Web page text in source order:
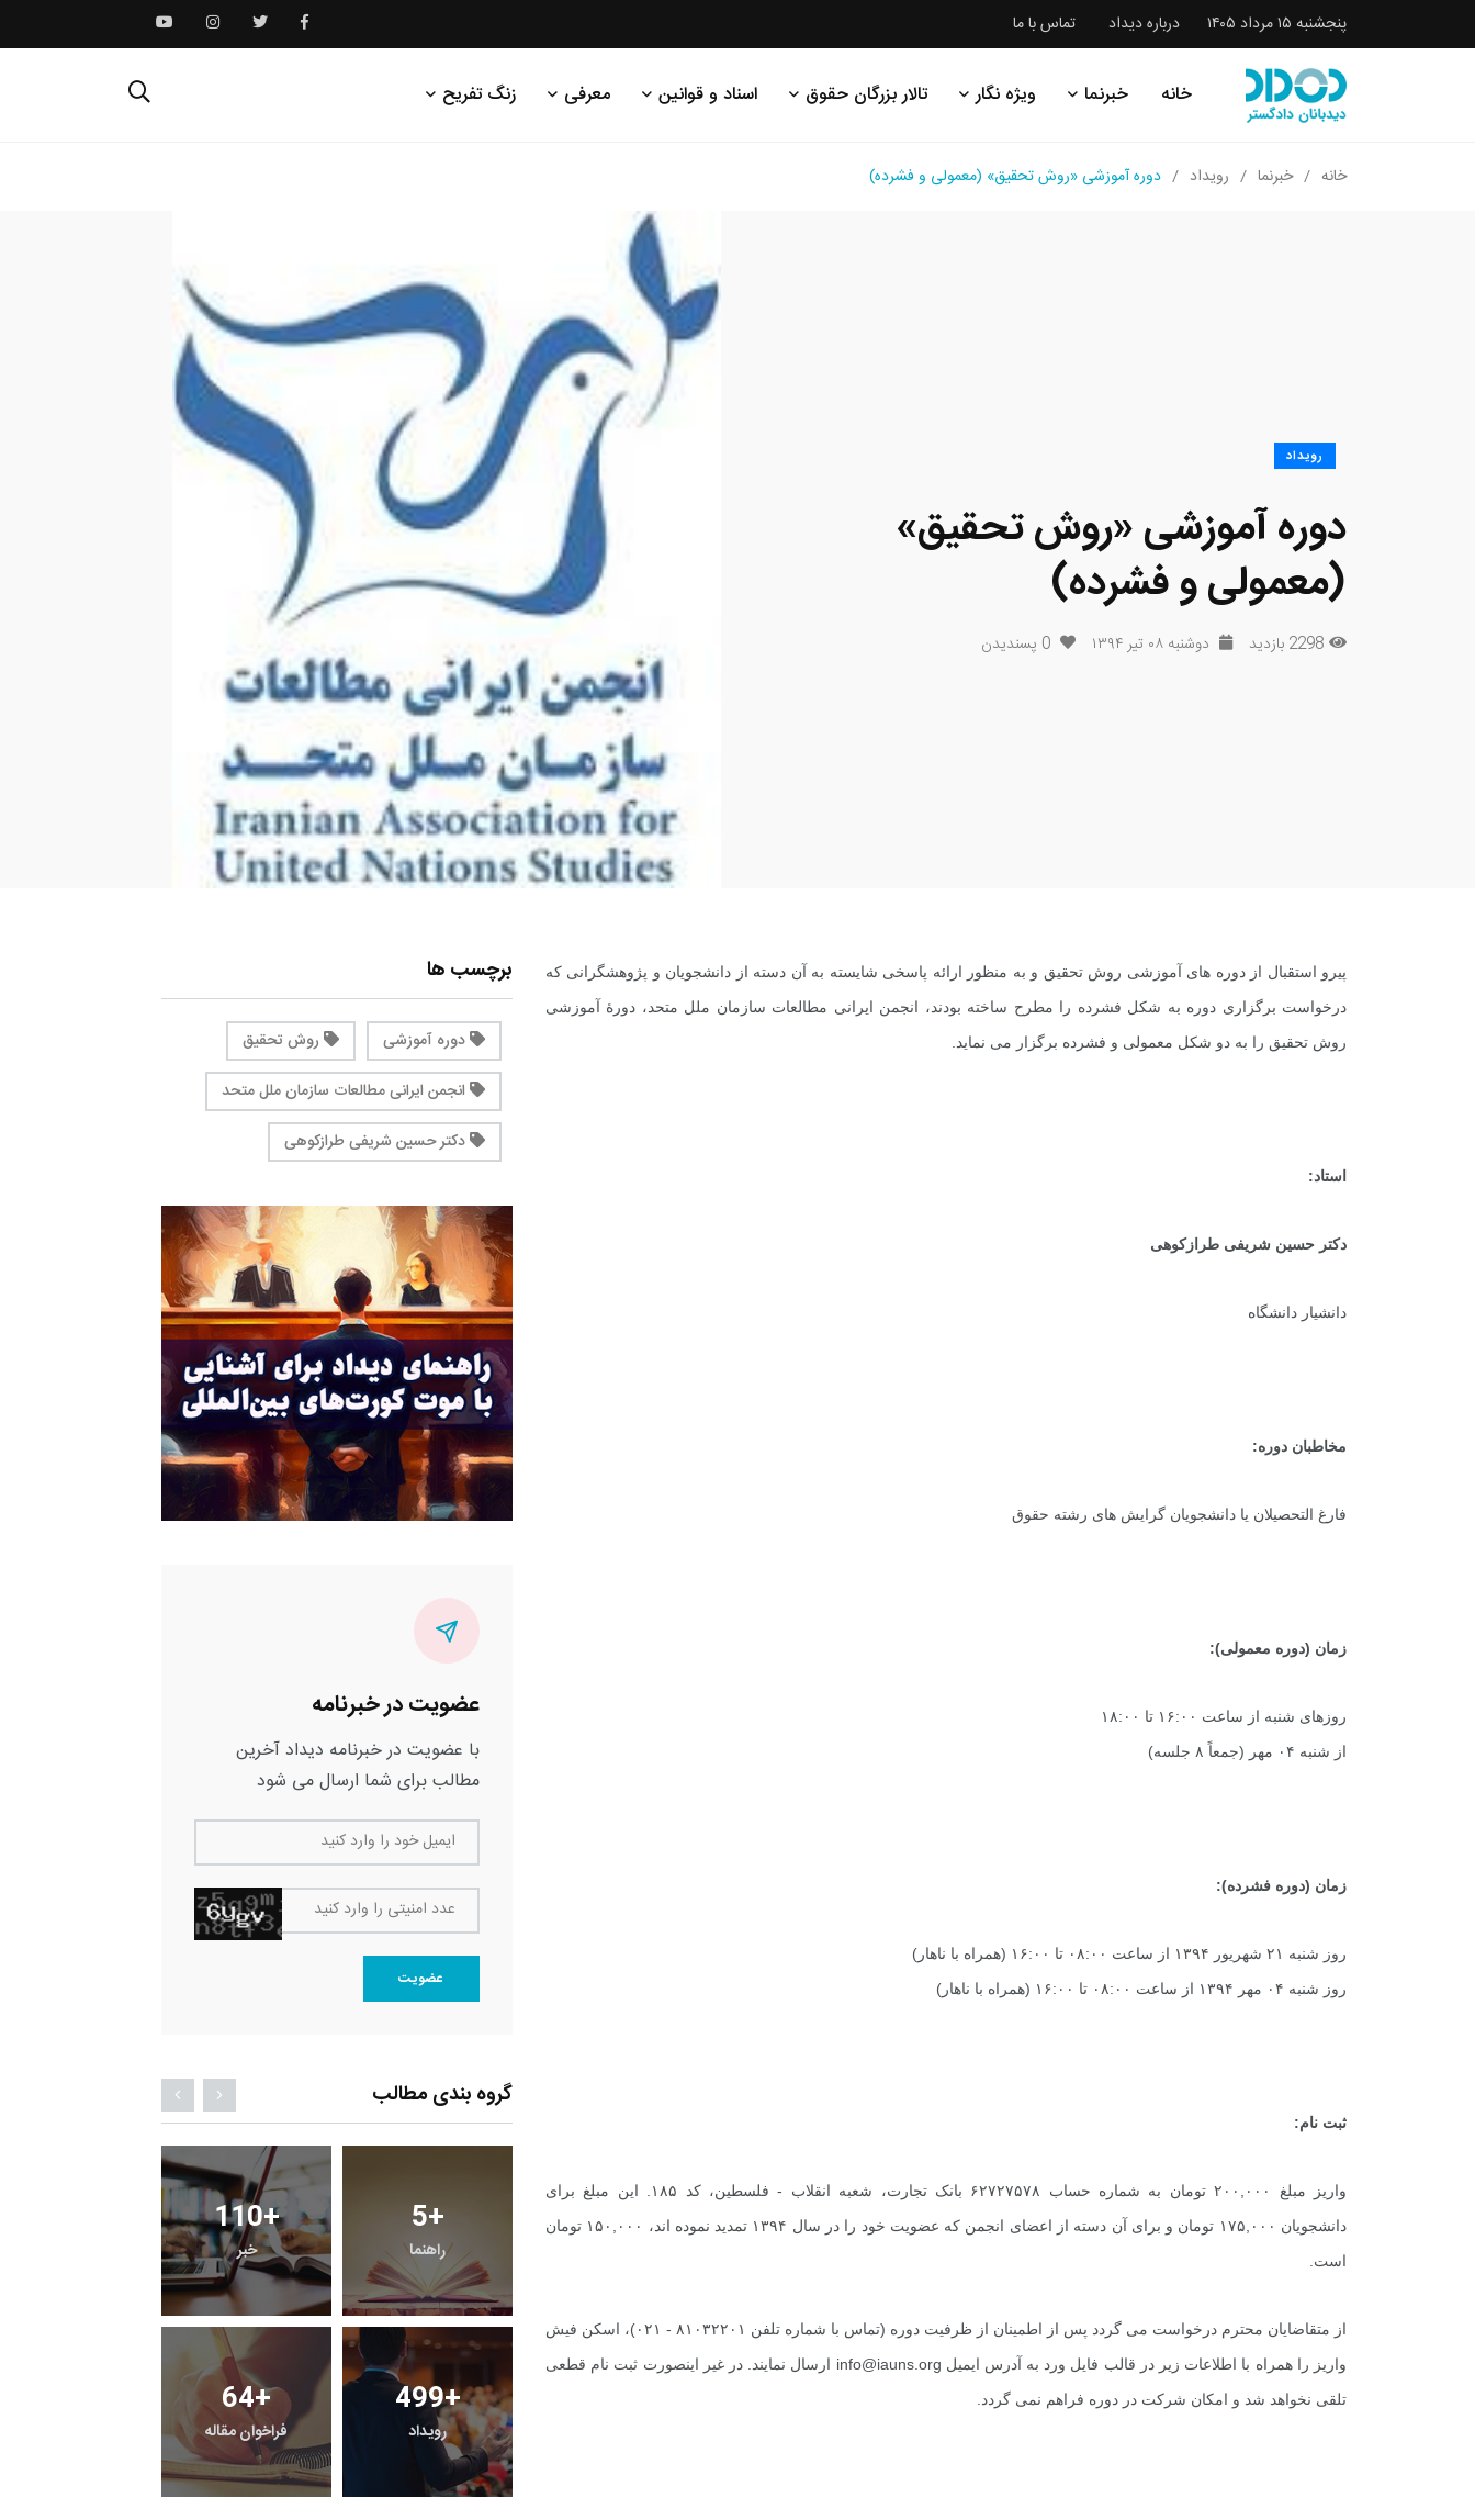
پنجشنبه ۱۵ مرداد ۱۴۰۵ درباره دیداد تماس با ما
خانه خبرنما ویژه نگار تالار بزرگان حقوق اسناد و قوانین معرفی زنگ تفریح
خانه خبرنما رویداد دوره آموزشی «روش تحقیق» (معمولی و فشرده)
رویداد
دوره آموزشی «روش تحقیق»
(معمولی و فشرده)
2298 بازدید دوشنبه ۰۸ تیر ۱۳۹۴ 0 پسندیدن
پیرو استقبال از دوره های آموزشی روش تحقیق و به منظور ارائه پاسخی شایسته به آن دسته از دانشجویان و پژوهشگرانی که
درخواست برگزاری دوره به شکل فشرده را مطرح ساخته بودند، انجمن ایرانی مطالعات سازمان ملل متحد، دورۀ آموزشی
روش تحقیق را به دو شکل معمولی و فشرده برگزار می نماید.
استاد:
دکتر حسین شریفی طرازکوهی
دانشیار دانشگاه
مخاطبان دوره:
فارغ التحصیلان یا دانشجویان گرایش های رشته حقوق
زمان (دوره معمولی):
روزهای شنبه از ساعت ۱۶:۰۰ تا ۱۸:۰۰
از شنبه ۰۴ مهر (جمعاً ۸ جلسه)
زمان (دوره فشرده):
روز شنبه ۲۱ شهریور ۱۳۹۴ از ساعت ۰۸:۰۰ تا ۱۶:۰۰ (همراه با ناهار)
روز شنبه ۰۴ مهر ۱۳۹۴ از ساعت ۰۸:۰۰ تا ۱۶:۰۰ (همراه با ناهار)
ثبت نام:
واریز مبلغ ۲۰۰,۰۰۰ تومان به شماره حساب ۶۲۷۲۷۵۷۸ بانک تجارت، شعبه انقلاب - فلسطین، کد ۱۸۵. این مبلغ برای
دانشجویان ۱۷۵,۰۰۰ تومان و برای آن دسته از اعضای انجمن که عضویت خود را در سال ۱۳۹۴ تمدید نموده اند، ۱۵۰,۰۰۰ تومان
است.
از متقاضایان محترم درخواست می گردد پس از اطمینان از ظرفیت دوره (تماس با شماره تلفن ۸۱۰۳۲۲۰۱ - ۰۲۱)، اسکن فیش
واریز را همراه با اطلاعات زیر در قالب فایل ورد به آدرس ایمیل info@iauns.org ارسال نمایند. در غیر اینصورت ثبت نام قطعی
تلقی نخواهد شد و امکان شرکت در دوره فراهم نمی گردد.
برچسب ها
دوره آموزشی
روش تحقیق
انجمن ایرانی مطالعات سازمان ملل متحد
دکتر حسین شریفی طرازکوهی
عضویت در خبرنامه
با عضویت در خبرنامه دیداد آخرین
مطالب برای شما ارسال می شود
ایمیل خود را وارد کنید
عدد امنیتی را وارد کنید
عضویت
گروه بندی مطالب
110+
خبر
5+
راهنما
64+
فراخوان مقاله
499+
رویداد
3+ 3+ 15+ 6+
معرفی کتابخانه های
11+ 0+